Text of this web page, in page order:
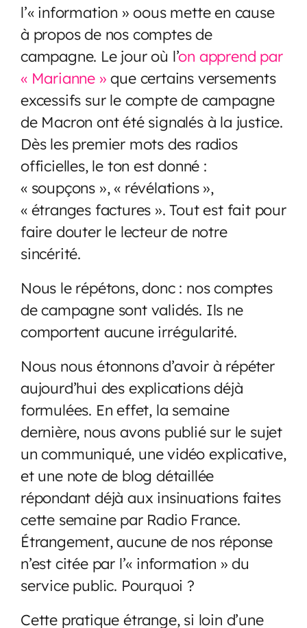
l’« information » oous mette en cause
à propos de nos comptes de
campagne. Le jour où l’on apprend par
« Marianne » que certains versements
excessifs sur le compte de campagne
de Macron ont été signalés à la justice.
Dès les premier mots des radios
officielles, le ton est donné :
« soupçons », « révélations »,
« étranges factures ». Tout est fait pour
faire douter le lecteur de notre
sincérité.
Nous le répétons, donc : nos comptes
de campagne sont validés. Ils ne
comportent aucune irrégularité.
Nous nous étonnons d’avoir à répéter
aujourd’hui des explications déjà
formulées. En effet, la semaine
dernière, nous avons publié sur le sujet
un communiqué, une vidéo explicative,
et une note de blog détaillée
répondant déjà aux insinuations faites
cette semaine par Radio France.
Étrangement, aucune de nos réponse
n’est citée par l’« information » du
service public. Pourquoi ?
Cette pratique étrange, si loin d’une